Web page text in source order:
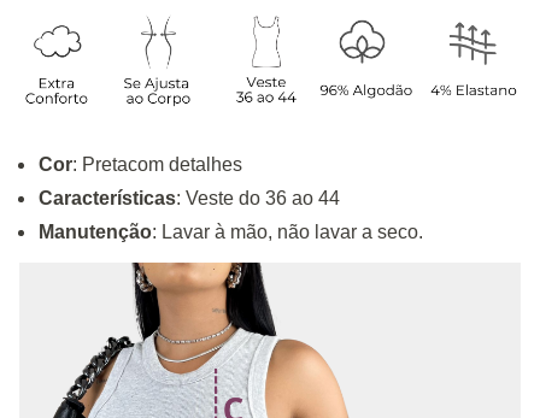
Cor: Pretacom detalhes
Características: Veste do 36 ao 44
Manutenção: Lavar à mão, não lavar a seco.